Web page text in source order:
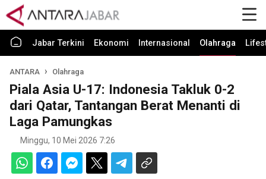
Jabar Terkini Ekonomi Internasional Olahraga
ANTARA Olahraga
Piala Asia U-17: Indonesia Takluk 0-2
dari Qatar, Tantangan Berat Menanti di
Laga Pamungkas
Minggu, 10 Mei 2026 7:26